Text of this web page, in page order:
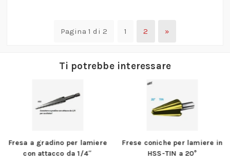
Pagina 1 di 2 1 2 »
Ti potrebbe interessare
Fresa a gradino per lamiere
con attacco da 1/4″
Frese coniche per lamiere in
HSS-TIN a 20°